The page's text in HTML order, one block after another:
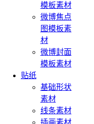
模板素材
微博焦点
图模板素
材
微博封面
模板素材
贴纸
基础形状
素材
线条素材
插画素材